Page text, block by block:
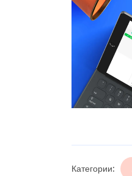
Категории: